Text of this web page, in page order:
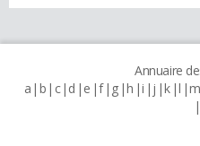
Annuaire
a b c d e f g h i j k l m